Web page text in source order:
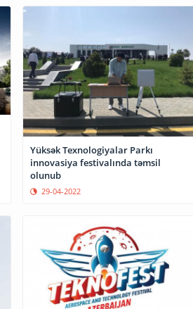
Yüksək Texnologiyalar Parkı
innovasiya festivalında təmsil
olunub
29-04-2022